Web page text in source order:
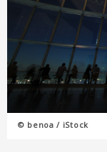
© benoa / iStock